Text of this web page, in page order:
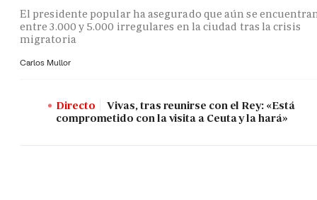
El presidente popular ha asegurado que aún se
entre 3.000 y 5.000 irregulares en la ciudad tras la crisis
migratoria
Carlos Mullor
Directo
Vivas, tras reunirse con el Rey: «Está
comprometido con la visita a Ceuta y la hará»